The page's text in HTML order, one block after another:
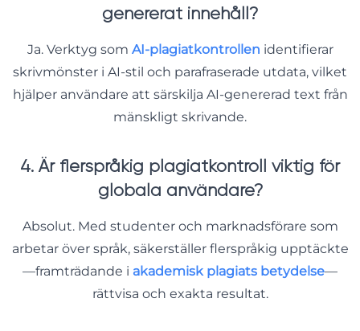
genererat innehåll?
Ja. Verktyg som AI-plagiatkontrollen identifierar
skrivmönster i AI-stil och parafraserade utdata, vilket
hjälper användare att särskilja AI-genererad text från
mänskligt skrivande.
4. Är flerspråkig plagiatkontroll viktig för
globala användare?
Absolut. Med studenter och marknadsförare som
arbetar över språk, säkerställer flerspråkig upptäckte
—framträdande i akademisk plagiats betydelse—
rättvisa och exakta resultat.